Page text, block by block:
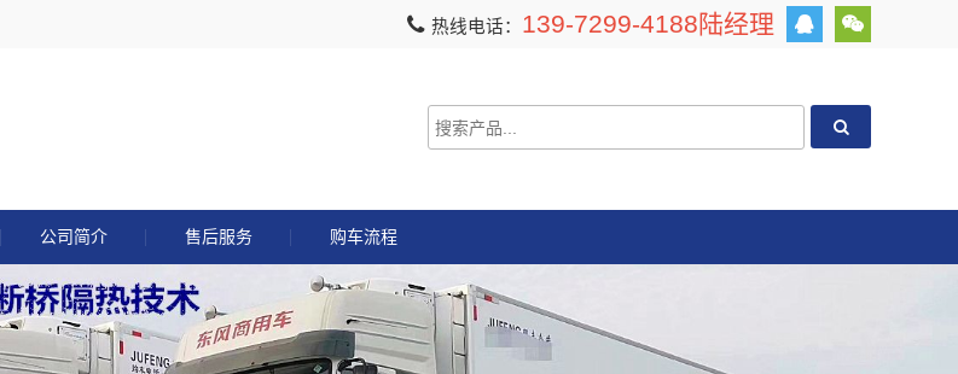
热线电话： 139-7299-4188陆经理
公司简介 售后服务 购车流程